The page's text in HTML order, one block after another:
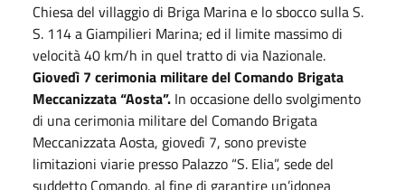
Chiesa del villaggio di Briga Marina e lo sbocco sulla S.
S. 114 a Giampilieri Marina; ed il limite massimo di
velocità 40 km/h in quel tratto di via Nazionale.
Giovedì 7 cerimonia militare del Comando Brigata
Meccanizzata “Aosta”. In occasione dello svolgimento
di una cerimonia militare del Comando Brigata
Meccanizzata Aosta, giovedì 7, sono previste
limitazioni viarie presso Palazzo “S. Elia”, sede del
suddetto Comando, al fine di garantire un’idonea